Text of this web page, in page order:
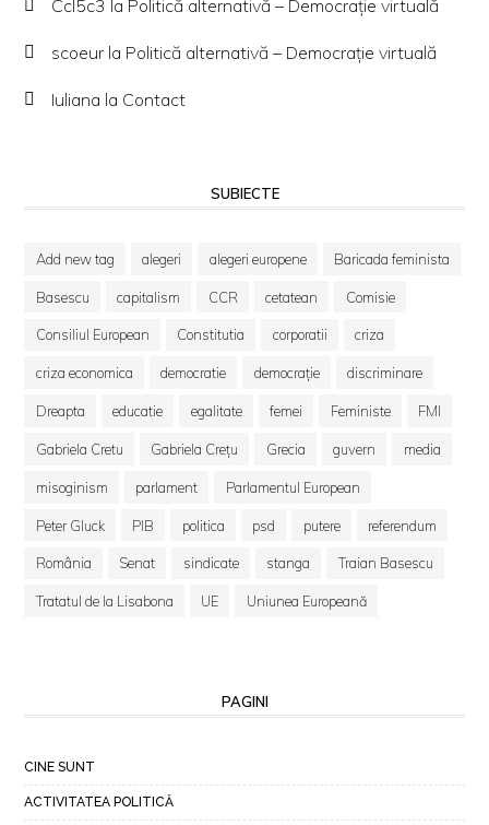
Ccl5c3 la Politică alternativă – Democraţie virtuală
scoeur la Politică alternativă – Democraţie virtuală
Iuliana la Contact
SUBIECTE
Add new tag alegeri alegeri europene Baricada feminista
Basescu capitalism CCR cetatean Comisie
Consiliul European Constitutia corporatii criza
criza economica democratie democrație discriminare
Dreapta educatie egalitate femei Feministe FMI
Gabriela Cretu Gabriela Crețu Grecia guvern media
misoginism parlament Parlamentul European
Peter Gluck PIB politica psd putere referendum
România Senat sindicate stanga Traian Basescu
Tratatul de la Lisabona UE Uniunea Europeană
PAGINI
CINE SUNT
ACTIVITATEA POLITICĂ